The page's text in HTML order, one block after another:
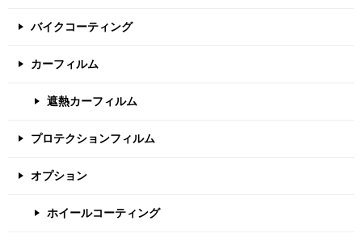
バイクコーティング
カーフィルム
遮熱カーフィルム
プロテクションフィルム
オプション
ホイールコーティング